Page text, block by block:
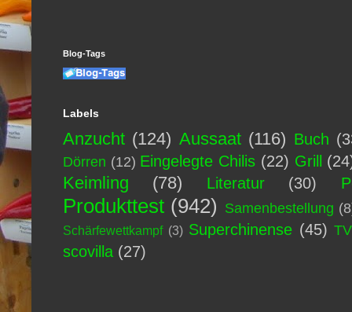
Blog-Tags
Labels
Anzucht (124) Aussaat (116) Buch
Dörren (12) Eingelegte Chilis (22) Grill
Keimling (78) Literatur (30)
Produkttest (942) Samenbestellung
Schärfewettkampf (3) Superchinense (45) TV
scovilla (27)